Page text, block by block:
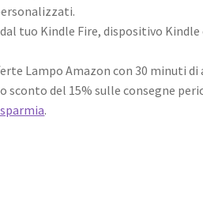
tuo Kindle Fire, dispositivo
Lampo Amazon con 30 minuti di
del 15% sulle consegne
.